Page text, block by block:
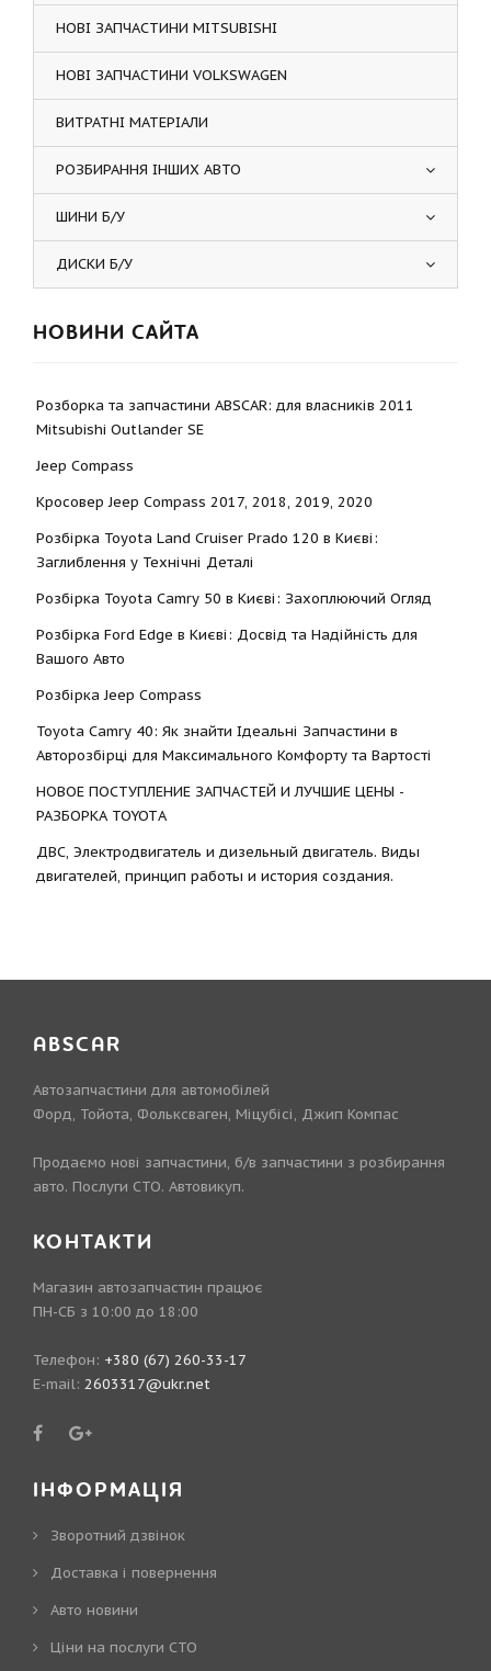
НОВІ ЗАПЧАСТИНИ MITSUBISHI
НОВІ ЗАПЧАСТИНИ VOLKSWAGEN
ВИТРАТНІ МАТЕРІАЛИ
РОЗБИРАННЯ ІНШИХ АВТО
ШИНИ Б/У
ДИСКИ Б/У
НОВИНИ САЙТА
Розборка та запчастини ABSCAR: для власників 2011
Mitsubishi Outlander SE
Jeep Compass
Кросовер Jeep Compass 2017, 2018, 2019, 2020
Розбірка Toyota Land Cruiser Prado 120 в Києві:
Заглиблення у Технічні Деталі
Розбірка Toyota Camry 50 в Києві: Захоплюючий Огляд
Розбірка Ford Edge в Києві: Досвід та Надійність для
Вашого Авто
Розбірка Jeep Compass
Toyota Camry 40: Як знайти Ідеальні Запчастини в
Авторозбірці для Максимального Комфорту та Вартості
НОВОЕ ПОСТУПЛЕНИЕ ЗАПЧАСТЕЙ И ЛУЧШИЕ ЦЕНЫ -
РАЗБОРКА TOYOTА
ДВС, Электродвигатель и дизельный двигатель. Виды
двигателей, принцип работы и история создания.
ABSCAR
Автозапчастини для автомобілей
Форд, Тойота, Фольксваген, Міцубісі, Джип Компас
Продаємо нові запчастини, б/в запчастини з розбирання
авто. Послуги СТО. Автовикуп.
КОНТАКТИ
Магазин автозапчастин працює
ПН-СБ з 10:00 до 18:00
Телефон: +380 (67) 260-33-17
E-mail: 2603317@ukr.net
ІНФОРМАЦІЯ
Зворотний дзвінок
Доставка і повернення
Авто новини
Ціни на послуги СТО